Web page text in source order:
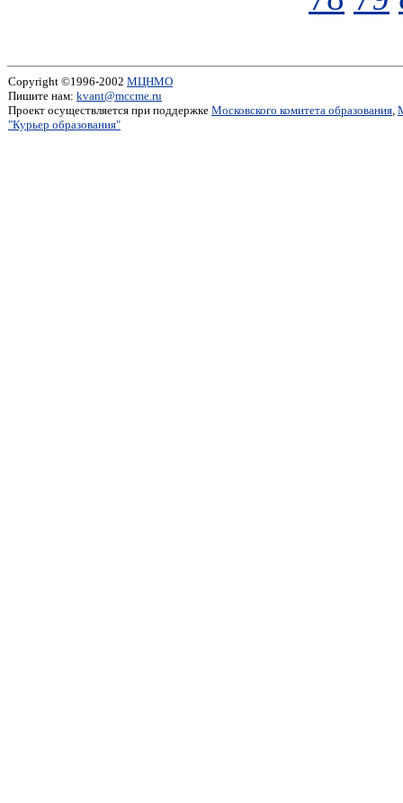
Copyright ©1996-2002 МЦНМО
Пишите нам: kvant@mccme.ru
Проект осуществляется при поддержке Московского комитета образования,
"Курьер образования"